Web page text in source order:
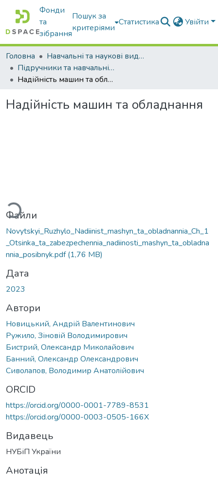
Фонди
та
зібрання
Пошук за
критеріями
Статистика Увійти
Головна
Навчальні та наукові видання
Підручники та навчальні посібники
Надійність машин та обладнання
Надійність машин та обладнання
Файли
Novytskyi_Ruzhylo_Nadiinist_mashyn_ta_obladnannia_Ch_1
_Otsinka_ta_zabezpechennia_nadiinosti_mashyn_ta_obladna
nnia_posibnyk.pdf(1,76 MB)
Дата
2023
Автори
Новицький, Андрій Валентинович
Ружило, Зіновій Володимирович
Бистрий, Олександр Миколайович
Банний, Олександр Олександрович
Сиволапов, Володимир Анатолійович
ORCID
https://orcid.org/0000-0001-7789-8531
https://orcid.org/0000-0003-0505-166X
Видавець
НУБіП України
Анотація